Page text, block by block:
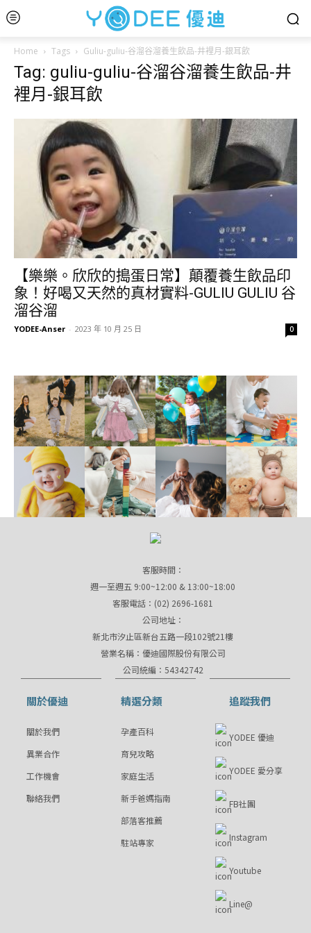
Home Tags Guliu-guliu-谷溜谷溜養生飲品-井裡月-銀耳飲
Tag: guliu-guliu-谷溜谷溜養生飲品-井
裡月-銀耳飲
【樂樂。欣欣的搗蛋日常】顛覆養生飲品印
象！好喝又天然的真材實料-GULIU GULIU 谷
溜谷溜
YODEE-Anser - 2023 年 10 月 25 日 0
客服時間：
週一至週五 9:00~12:00 & 13:00~18:00
客服電話：(02) 2696-1681
公司地址：
新北市汐止區新台五路一段102號21樓
營業名稱：優迪國際股份有限公司
公司統編：54342742
關於優迪
關於我們
異業合作
工作機會
聯絡我們
精選分類
孕產百科
育兒攻略
家庭生活
新手爸媽指南
部落客推薦
駐站專家
追蹤我們
YODEE 優迪
YODEE 愛分享
FB社團
Instagram
Youtube
Line@